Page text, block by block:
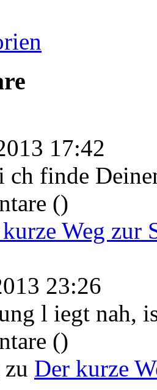
17:42
ch finde
()
Weg zur
23:26
l iegt nah,
()
zu Der kurze